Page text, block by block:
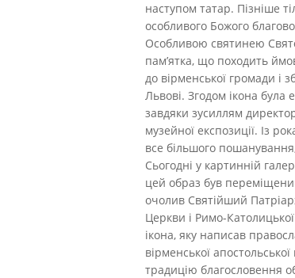
наступом татар. Пізніше
особливого Божого
Особливою святинею
пам’ятка, що походить
до вірменської громади і
Львові. Згодом ікона
завдяки зусиллям
музейної експозиції. Із
все більшого
Сьогодні у картинній
цей образ був
очолив Святійший
Церкви і Римо-
ікона, яку написав
вірменської
традицію благословення